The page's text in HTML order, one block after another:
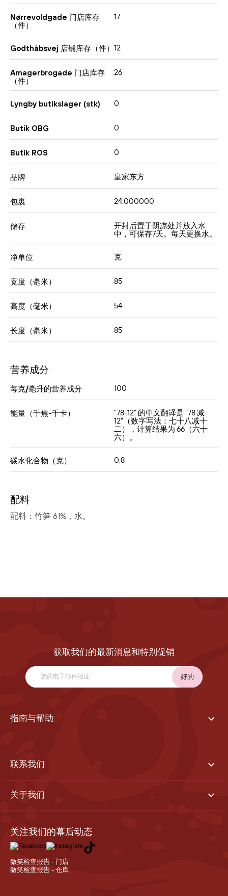
Nørrevoldgade 门店库存
（件）
17
Godthåbsvej 店铺库存（件） 12
Amagerbrogade 门店库存
（件）
26
Lyngby butikslager (stk) 0
Butik OBG 0
Butik ROS 0
品牌 皇家东方
包裹 24.000000
储存
开封后置于阴凉处并放入水
中，可保存7天。每天更换水。
净单位 克
宽度（毫米） 85
高度（毫米） 54
长度（毫米） 85
营养成分
每克/毫升的营养成分 100
能量（千焦-千卡）
"78-12" 的中文翻译是 "78 减
12"（数字写法：七十八减十
二），计算结果为 66（六十
六）。
碳水化合物（克） 0,8
配料
配料：竹笋 61%，水。
获取我们的最新消息和特别促销
指南与帮助 
联系我们 
关于我们 
关注我们的幕后动态
微笑检查报告 - 门店
微笑检查报告 - 仓库